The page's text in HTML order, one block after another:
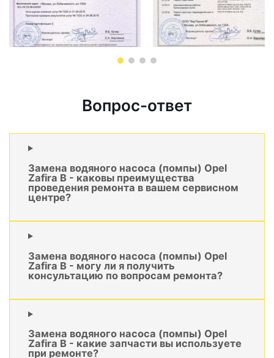
Вопрос-ответ
Замена водяного насоса (помпы) Opel
Zafira B - каковы преимущества
проведения ремонта в вашем сервисном
центре?
Замена водяного насоса (помпы) Opel
Zafira B - могу ли я получить
консультацию по вопросам ремонта?
Замена водяного насоса (помпы) Opel
Zafira B - какие запчасти вы используете
при ремонте?